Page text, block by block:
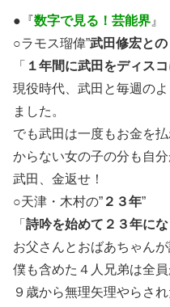
●『数字で見る！芸能界 』
○ラモス瑠偉”武田修宏との
「 １年間に武田をディス
現役時代、武田と毎週の
ました。
でも武田は一度もお金を
からない女の子の分も自
武田、金返せ！
○天津・木村の” ２３年”
「 詩吟を始めて２３年に
お父さんとおばあちゃん
僕も含めた４人兄弟は全
９歳から無理矢理やらさ